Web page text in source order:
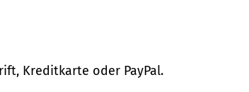
Kreditkarte oder PayPal.